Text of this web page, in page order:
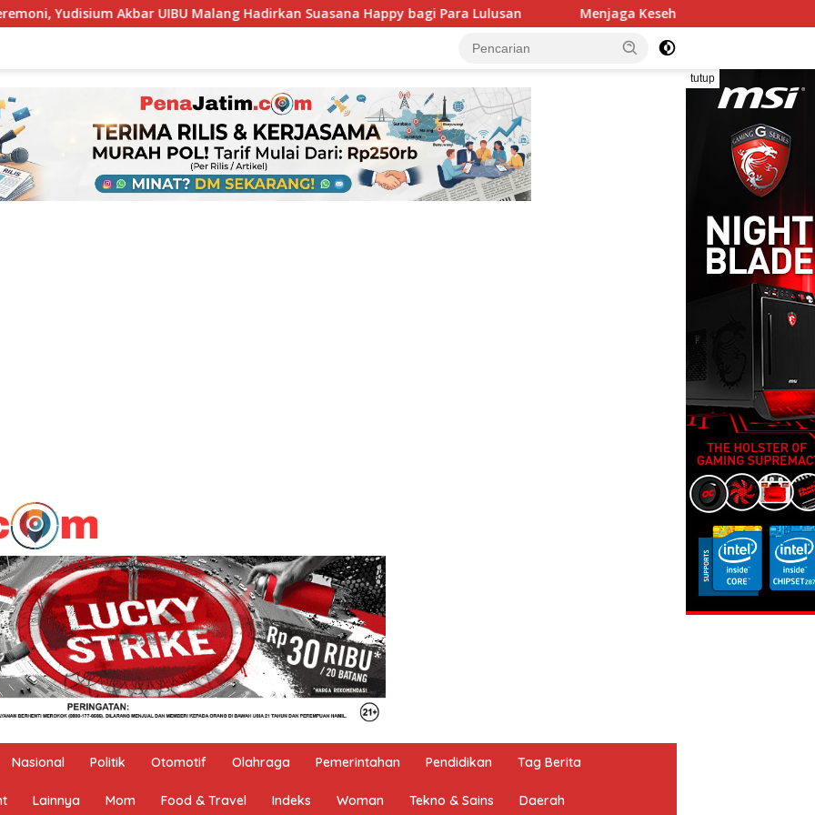
Malang Hadirkan Suasana Happy bagi Para Lulusan Menjaga Kesehatan Mental di Tengah Tekanan Hidup,
tutup
Nasional Politik Otomotif Olahraga Pemerintahan Pendidikan Tag Berita
Lainnya Mom Food & Travel Indeks Woman Tekno & Sains Daerah